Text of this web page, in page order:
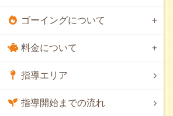
ゴーイングについて
料金について
指導エリア
指導開始までの流れ